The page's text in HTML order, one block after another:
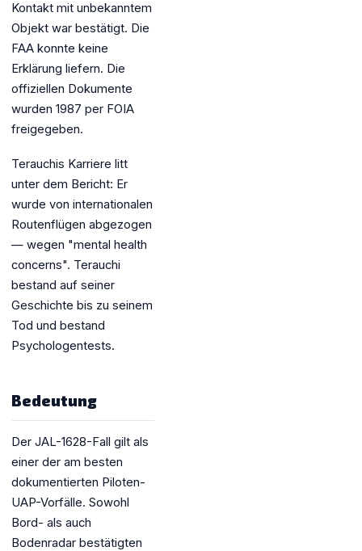
Kontakt mit unbekanntem
Objekt war bestätigt. Die
FAA konnte keine
Erklärung liefern. Die
offiziellen Dokumente
wurden 1987 per FOIA
freigegeben.
Terauchis Karriere litt
unter dem Bericht: Er
wurde von internationalen
Routenflügen abgezogen
— wegen "mental health
concerns". Terauchi
bestand auf seiner
Geschichte bis zu seinem
Tod und bestand
Psychologentests.
Bedeutung
Der JAL-1628-Fall gilt als
einer der am besten
dokumentierten Piloten-
UAP-Vorfälle. Sowohl
Bord- als auch
Bodenradar bestätigten